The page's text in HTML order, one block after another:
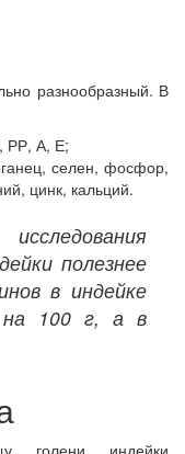
разнообразный. В
РР, А, Е;
селен, фосфор,
цинк, кальций.
полезнее
в индейке
на 100 г, а в
голени индейки